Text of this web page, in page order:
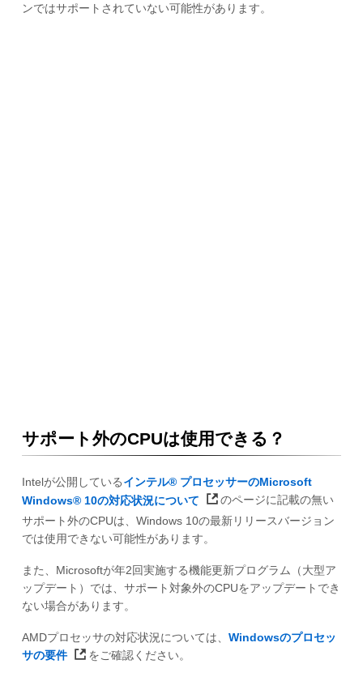
ンではサポートされていない可能性があります。
サポート外のCPUは使用できる？
Intelが公開しているインテル® プロセッサーのMicrosoft
Windows® 10の対応状況について
のページに記載の無い
サポート外のCPUは、Windows 10の最新リリースバージョン
では使用できない可能性があります。
また、Microsoftが年2回実施する機能更新プログラム（大型ア
ップデート）では、サポート対象外のCPUをアップデートでき
ない場合があります。
AMDプロセッサの対応状況については、 Windowsのプロセッ
サの要件
をご確認ください。